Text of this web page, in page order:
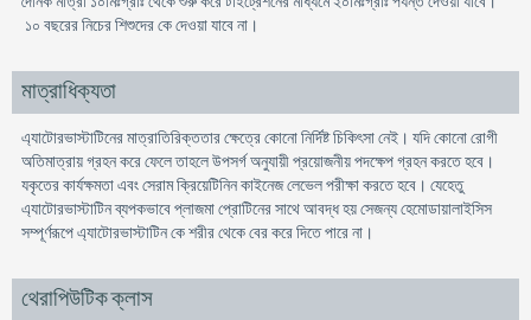
১০ বছরের নিচের শিশুদের কে দেওয়া যাবে না।
মাত্রাধিক্যতা
এ্যাটোরভাস্টাটিনের মাত্রাতিরিক্ততার ক্ষেত্রে কোনো নির্দিষ্ট চিকিৎসা নেই। যদি কোনো রোগী
অতিমাত্রায় গ্রহন করে ফেলে তাহলে উপসর্গ অনুযায়ী প্রয়োজনীয় পদক্ষেপ গ্রহন করতে হবে।
যকৃতের কার্যক্ষমতা এবং সেরাম ক্রিয়েটিনিন কাইনেজ লেভেল পরীক্ষা করতে হবে। যেহেতু
এ্যাটোরভাস্টাটিন ব্যপকভাবে প্লাজমা প্রোটিনের সাথে আবদ্ধ হয় সেজন্য হেমোডায়ালাইসিস
সম্পূর্ণরূপে এ্যাটোরভাস্টাটিন কে শরীর থেকে বের করে দিতে পারে না।
থেরাপিউটিক ক্লাস